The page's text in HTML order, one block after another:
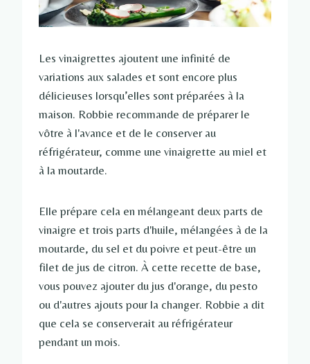
Les vinaigrettes ajoutent une infinité de
variations aux salades et sont encore plus
délicieuses lorsqu’elles sont préparées à la
maison. Robbie recommande de préparer le
vôtre à l'avance et de le conserver au
réfrigérateur, comme une vinaigrette au miel et
à la moutarde.
Elle prépare cela en mélangeant deux parts de
vinaigre et trois parts d'huile, mélangées à de la
moutarde, du sel et du poivre et peut-être un
filet de jus de citron. À cette recette de base,
vous pouvez ajouter du jus d'orange, du pesto
ou d'autres ajouts pour la changer. Robbie a dit
que cela se conserverait au réfrigérateur
pendant un mois.